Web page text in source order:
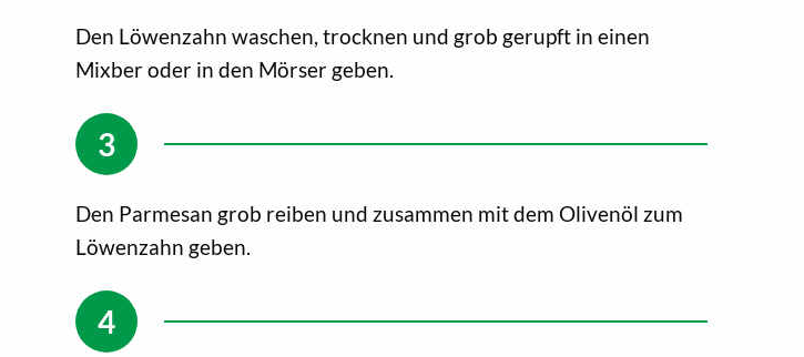
Den Löwenzahn waschen, trocknen und grob gerupft in einen
Mixber oder in den Mörser geben.
Den Parmesan grob reiben und zusammen mit dem Olivenöl zum
Löwenzahn geben.